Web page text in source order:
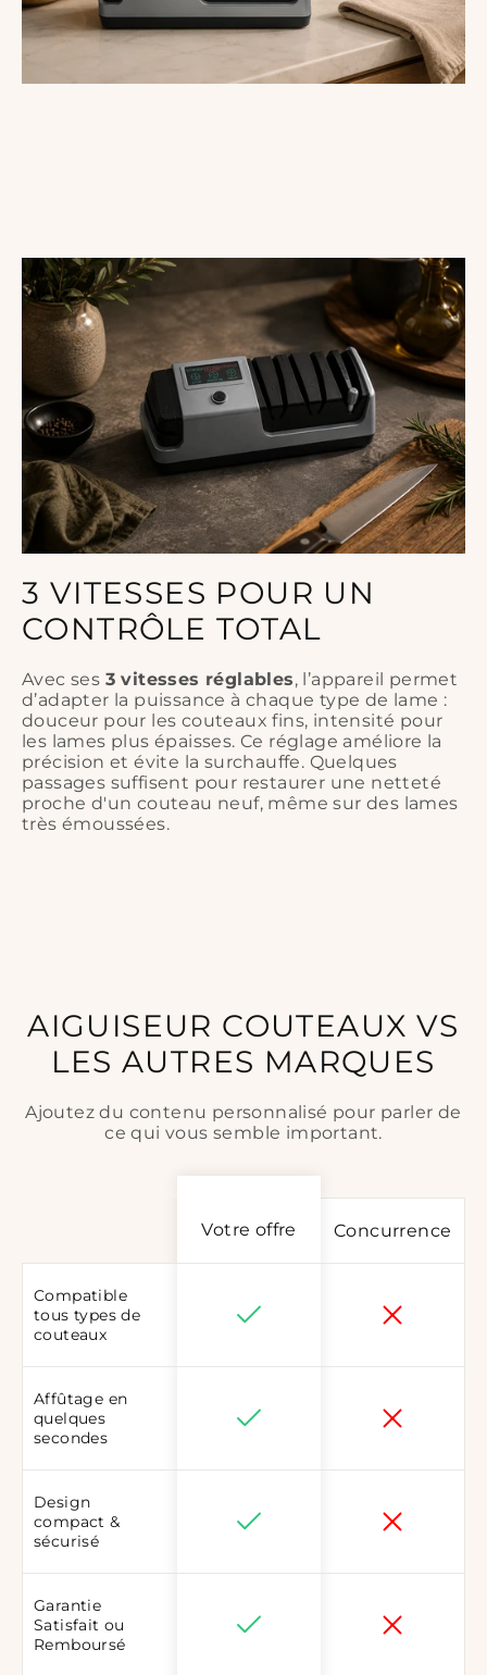
3 VITESSES POUR UN
CONTRÔLE TOTAL
Avec ses 3 vitesses réglables, l’appareil permet
d’adapter la puissance à chaque type de lame :
douceur pour les couteaux fins, intensité pour
les lames plus épaisses. Ce réglage améliore la
précision et évite la surchauffe. Quelques
passages suffisent pour restaurer une netteté
proche d'un couteau neuf, même sur des lames
très émoussées.
AIGUISEUR COUTEAUX VS
LES AUTRES MARQUES
Ajoutez du contenu personnalisé pour parler de
ce qui vous semble important.
Votre offre Concurrence
Compatible
tous types de
couteaux
Affûtage en
quelques
secondes
Design
compact &
sécurisé
Garantie
Satisfait ou
Remboursé